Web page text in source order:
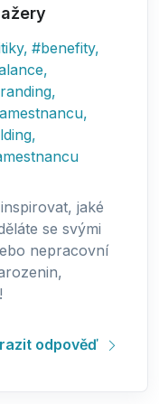
, #benefity,
,
,
,
,
jaké
se svými
nepracovní
odpověď